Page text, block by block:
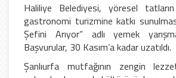
Haliliye Belediyesi, yöresel
gastronomi turizmine katkı
Şefini Arıyor” adlı yemek
Başvurular, 30 Kasım’a kadar uzatıldı.
Şanlıurfa mutfağının zengin